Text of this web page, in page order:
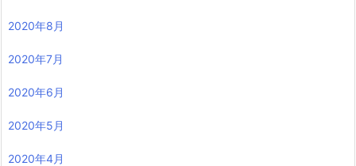
2020年8月
2020年7月
2020年6月
2020年5月
2020年4月